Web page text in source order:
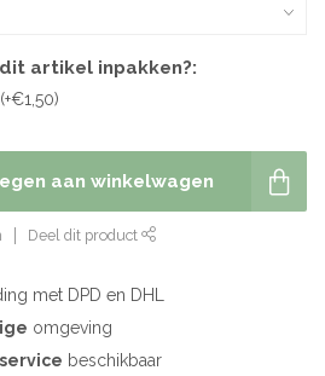
artikel inpakken?:
aan winkelwagen
Deel dit product
met DPD en DHL
omgeving
beschikbaar